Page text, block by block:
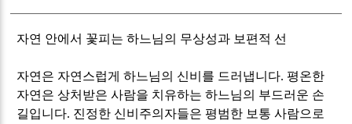
자연 안에서 꽃피는 하느님의 무상성과 보편적 선
자연은 자연스럽게 하느님의 신비를 드러냅니다.평온한
자연은 상처받은 사람을 치유하는 하느님의 부드러운 손
길입니다. 진정한 신비주의자들은 평범한 보통 사람으로
Sketchbook5, 스케치북5
Sketchbook5, 스케치북5